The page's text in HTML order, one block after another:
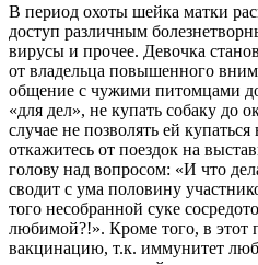
В период охоты шейка матки
доступ различным
вирусы и прочее. Девочка
от владельца повышенного
общение с чужими питомцами
«для дел», не купать собаку до
случае не позволять ей
откажитесь от поездок на
голову над вопросом: «И что
сводит с ума половину
того несобранной суке
любимой?!». Кроме того, в этот
вакцинацию, т.к. иммунитет